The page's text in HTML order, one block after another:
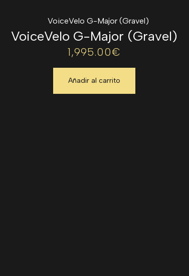
VoiceVelo G-Major (Gravel)
1,995.00€
Añadir al carrito